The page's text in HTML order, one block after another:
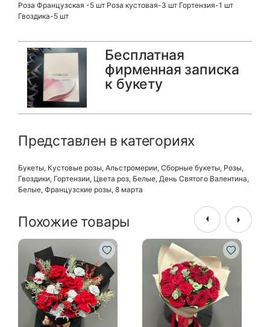
Роза Французская -5 шт Роза кустовая-3 шт Гортензия-1 шт
Гвоздика-5 шт
Бесплатная
фирменная записка
к букету
Представлен в категориях
Букеты, Кустовые розы, Альстромерии, Сборные букеты, Розы,
Гвоздики, Гортензии, Цвета роз, Белые, День Святого Валентина,
Белые, Французские розы, 8 марта
Похожие товары